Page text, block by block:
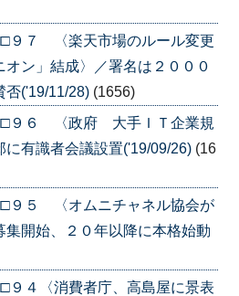
９７ 〈楽天市場のルール変更
ン」結成〉／署名は２０００
否('19/11/28) (1656)
９６ 〈政府 大手ＩＴ企業規
に有識者会議設置('19/09/26) (16
９５ 〈オムニチャネル協会が
集開始、２０年以降に本格始動
９４〈消費者庁、高島屋に景表